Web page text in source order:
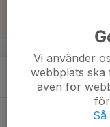
Vi använder
webbplats ska
även för